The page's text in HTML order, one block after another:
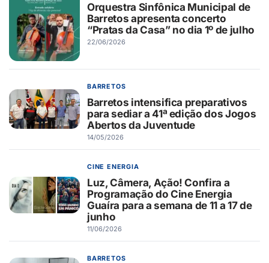
Orquestra Sinfônica Municipal de
Barretos apresenta concerto
“Pratas da Casa” no dia 1º de julho
22/06/2026
BARRETOS
Barretos intensifica preparativos
para sediar a 41ª edição dos Jogos
Abertos da Juventude
14/05/2026
CINE ENERGIA
Luz, Câmera, Ação! Confira a
Programação do Cine Energia
Guaíra para a semana de 11 a 17 de
junho
11/06/2026
BARRETOS